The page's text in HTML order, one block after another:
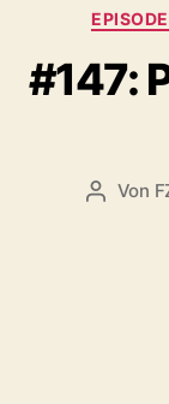
#147:
Von